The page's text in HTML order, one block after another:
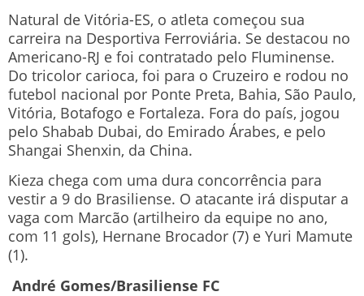
Natural de Vitória-ES, o atleta começou sua
carreira na Desportiva Ferroviária. Se destacou no
Americano-RJ e foi contratado pelo Fluminense.
Do tricolor carioca, foi para o Cruzeiro e rodou no
futebol nacional por Ponte Preta, Bahia, São Paulo,
Vitória, Botafogo e Fortaleza. Fora do país, jogou
pelo Shabab Dubai, do Emirado Árabes, e pelo
Shangai Shenxin, da China.
Kieza chega com uma dura concorrência para
vestir a 9 do Brasiliense. O atacante irá disputar a
vaga com Marcão (artilheiro da equipe no ano,
com 11 gols), Hernane Brocador (7) e Yuri Mamute
(1).
André Gomes/Brasiliense FC